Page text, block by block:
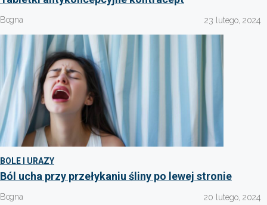
Bogna 23 lutego, 2024
BOLE I URAZY
Ból ucha przy przełykaniu śliny po lewej stronie
Bogna 20 lutego, 2024